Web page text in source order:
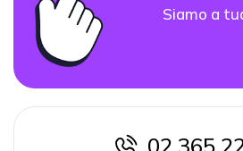
Siamo a
02 365